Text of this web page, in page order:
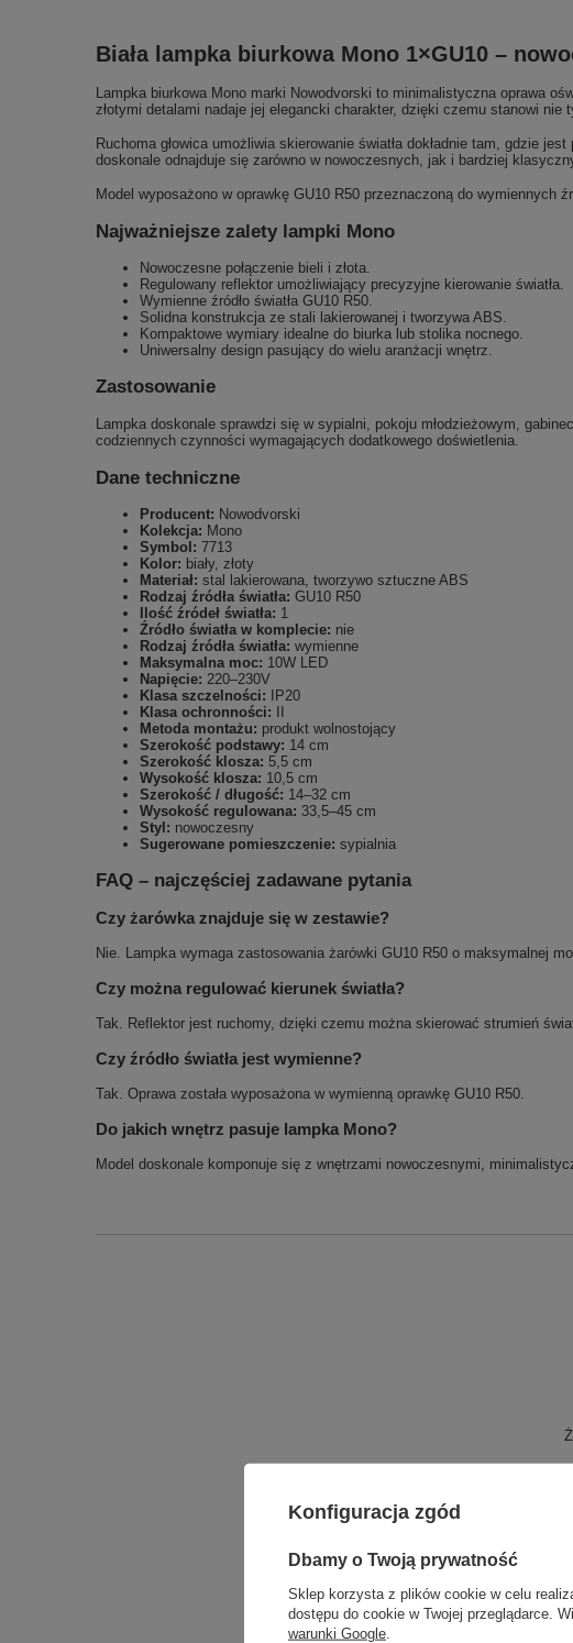
Biała lampka biurkowa Mono 1×GU10 –
Lampka biurkowa Mono marki Nowodvorski to minimalistyczna oprawa
złotymi detalami nadaje jej elegancki charakter, dzięki czemu stanowi
Ruchoma głowica umożliwia skierowanie światła dokładnie tam, gdzie
doskonale odnajduje się zarówno w nowoczesnych, jak i bardziej
Model wyposażono w oprawkę GU10 R50 przeznaczoną do wymiennych
Najważniejsze zalety lampki Mono
Nowoczesne połączenie bieli i złota.
Regulowany reflektor umożliwiający precyzyjne kierowanie światła.
Wymienne źródło światła GU10 R50.
Solidna konstrukcja ze stali lakierowanej i tworzywa ABS.
Kompaktowe wymiary idealne do biurka lub stolika nocnego.
Uniwersalny design pasujący do wielu aranżacji wnętrz.
Zastosowanie
Lampka doskonale sprawdzi się w sypialni, pokoju młodzieżowym,
codziennych czynności wymagających dodatkowego doświetlenia.
Dane techniczne
Producent: Nowodvorski
Kolekcja: Mono
Symbol: 7713
Kolor: biały, złoty
Materiał: stal lakierowana, tworzywo sztuczne ABS
Rodzaj źródła światła: GU10 R50
Ilość źródeł światła: 1
Źródło światła w komplecie: nie
Rodzaj źródła światła: wymienne
Maksymalna moc: 10W LED
Napięcie: 220–230V
Klasa szczelności: IP20
Klasa ochronności:
Metoda montażu: produkt wolnostojący
Szerokość podstawy: 14 cm
Szerokość klosza: 5,5 cm
Wysokość klosza: 10,5 cm
Szerokość / długość: 14–32 cm
Wysokość regulowana: 33,5–45 cm
Styl: nowoczesny
Sugerowane pomieszczenie: sypialnia
FAQ – najczęściej zadawane pytania
Czy żarówka znajduje się w zestawie?
Nie. Lampka wymaga zastosowania żarówki GU10 R50 o maksymalnej
Czy można regulować kierunek światła?
Tak. Reflektor jest ruchomy, dzięki czemu można skierować strumień
Czy źródło światła jest wymienne?
Tak. Oprawa została wyposażona w wymienną oprawkę GU10 R50.
Do jakich wnętrz pasuje lampka Mono?
Model doskonale komponuje się z wnętrzami nowoczesnymi,
Konfiguracja zgód
Dbamy o Twoją prywatność
Sklep korzysta z plików cookie w celu
dostępu do cookie w Twojej przeglądarce.
warunki Google